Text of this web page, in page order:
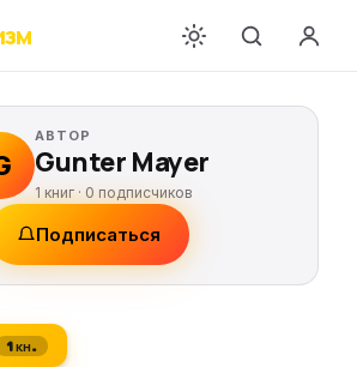
АВТОР
Gunter Mayer
1 книг ·0 подписчиков
Подписаться
1 кн.